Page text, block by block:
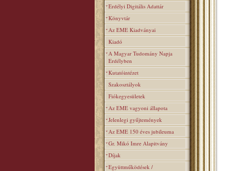
Erdélyi Digitális Adattár
Könyvtár
Az EME Kiadványai
Kiadó
A Magyar Tudomány Napja
Erdélyben
Kutatóintézet
Szakosztályok
Fiókegyesületek
Az EME vagyoni állapota
Jelenlegi gyűjtemények
Az EME 150 éves jubileuma
Gr. Mikó Imre Alapitvány
Díjak
Együttműködések /